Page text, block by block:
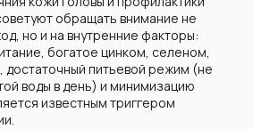
обращать внимание не
но и на внутренние факторы:
богатое цинком, селеном,
питьевой режим (не
воды в день) и минимизацию
известным триггером
О клинике
18:00